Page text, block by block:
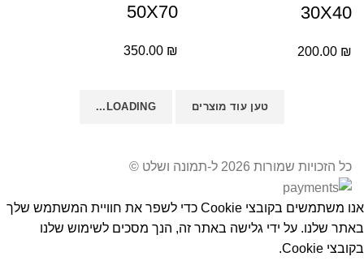
30X40
200.00 ₪
50X70
350.00 ₪
טען עוד מוצרים LOADING...
כל הזכויות שמורות 2026 ל-תמונה ושלט ©
אנו משתמשים בקובצי Cookie כדי לשפר את חוויית המשתמש שלך
באתר שלנו. על ידי גלישה באתר זה, הנך מסכים לשימוש שלנו
בקובצי Cookie.